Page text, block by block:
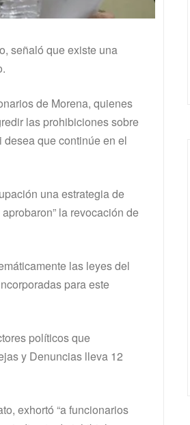
señaló que existe una
de Morena, quienes
las prohibiciones sobre
que continúe en el
una estrategia de
la revocación de
las leyes del
para este
políticos que
y Denuncias lleva 12
exhortó “a funcionarios